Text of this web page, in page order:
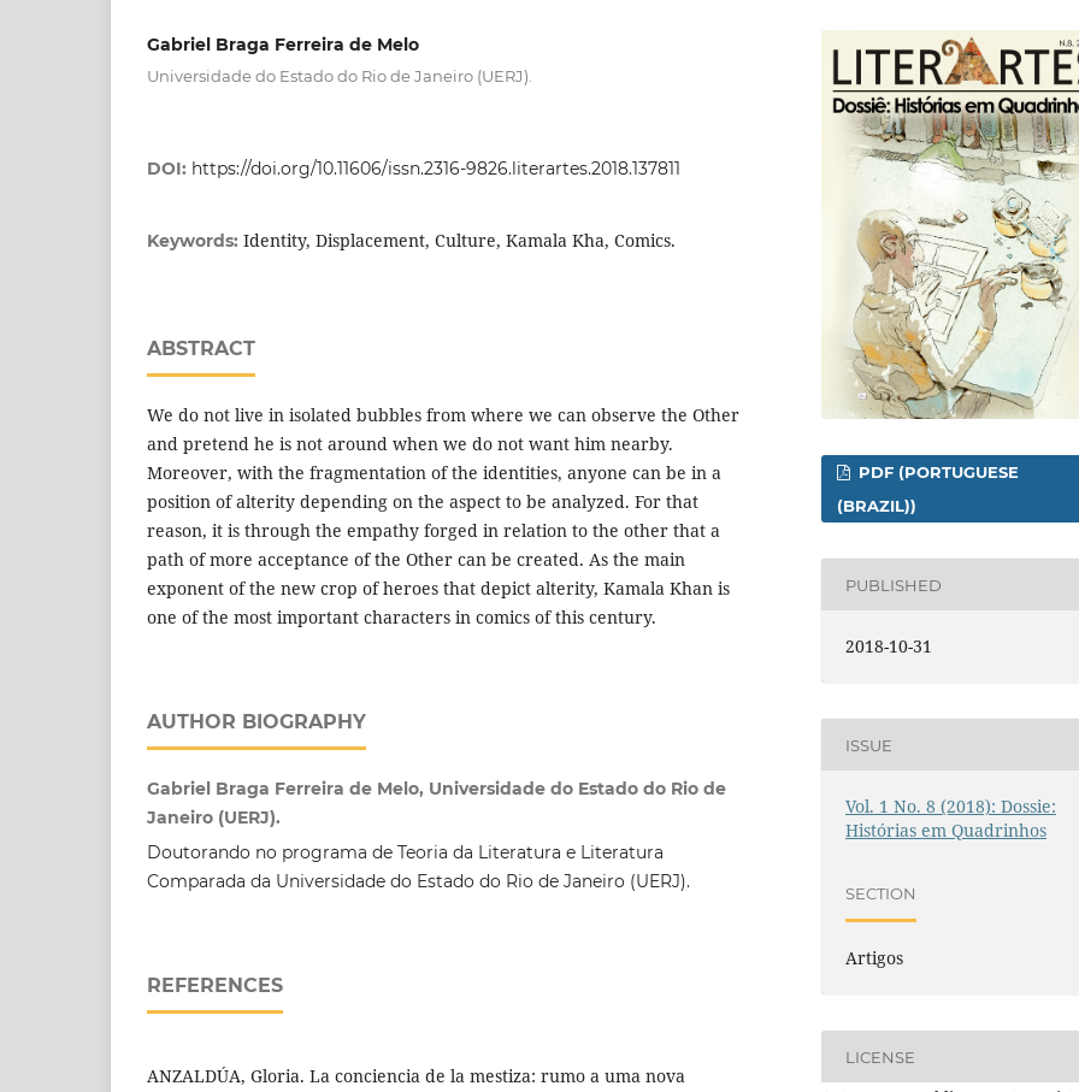
Gabriel Braga Ferreira de Melo
Universidade do Estado do Rio de Janeiro (UERJ).
DOI: https://doi.org/10.11606/issn.2316-9826.literartes.2018.137811
Keywords: Identity, Displacement, Culture, Kamala Kha, Comics.
ABSTRACT
We do not live in isolated bubbles from where we can observe the Other
and pretend he is not around when we do not want him nearby.
Moreover, with the fragmentation of the identities, anyone can be in a
position of alterity depending on the aspect to be analyzed. For that
reason, it is through the empathy forged in relation to the other that a
path of more acceptance of the Other can be created. As the main
exponent of the new crop of heroes that depict alterity, Kamala Khan is
one of the most important characters in comics of this century.
AUTHOR BIOGRAPHY
Gabriel Braga Ferreira de Melo, Universidade do Estado do Rio de
Janeiro (UERJ).
Doutorando no programa de Teoria da Literatura e Literatura
Comparada da Universidade do Estado do Rio de Janeiro (UERJ).
REFERENCES
ANZALDÚA, Gloria. La conciencia de la mestiza: rumo a uma nova
PDF (PORTUGUESE
(BRAZIL))
PUBLISHED
2018-10-31
ISSUE
Vol. 1 No. 8 (2018): Dossie:
Histórias em Quadrinhos
SECTION
Artigos
LICENSE